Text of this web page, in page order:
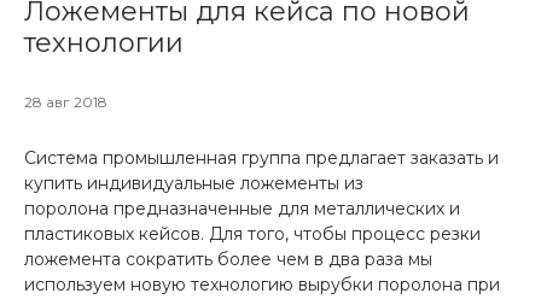
Ложементы для кейса по новой
технологии
28 авг 2018
Система промышленная группа предлагает заказать и
купить индивидуальные ложементы из
поролона предназначенные для металлических и
пластиковых кейсов. Для того, чтобы процесс резки
ложемента сократить более чем в два раза мы
используем новую технологию вырубки поролона при